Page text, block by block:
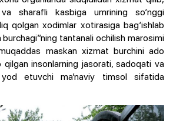
sharafli kasbiga umrining so‘nggi
qolgan xodimlar xotirasiga bag‘ishlab
tantanali ochilish marosimi
maskan xizmat burchini ado
insonlarning jasorati, sadoqati va
etuvchi ma’naviy timsol sifatida